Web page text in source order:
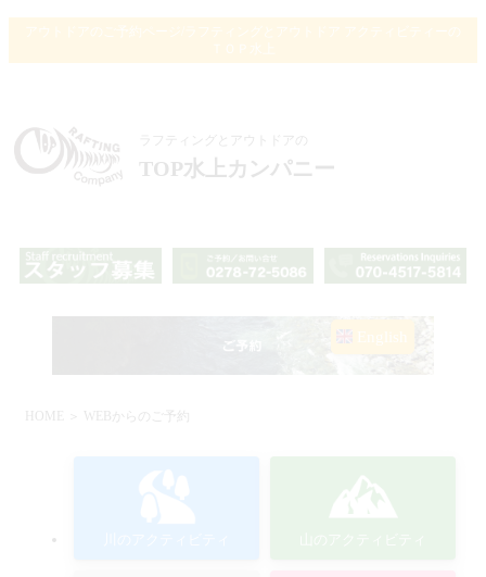
アウトドアのご予約ページ/ラフティングとアウトドア アクティビティーの
ラフティングとアウトドアの
TOP水上カンパニー
English
HOME ＞ WEBからのご予約